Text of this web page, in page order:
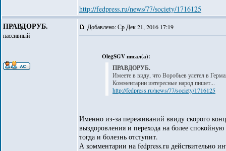
http://fedpress.ru/news/77/society/1716125
ПРАВДОРУБ.
пассивный
Добавлено: Ср Дек 21, 2016 17:19
OlegSGV писал(а):
ПРАВДОРУБ.
Имеете в виду, что Воробьев улетел в
Комментарии интересные народ пишет...
http://fedpress.ru/news/77/society/1716125
Именно из-за переживаний ввиду скорого
выздоровления и перехода на более
тогда и болезнь отступит.
А комментарии на fedpress.ru действительно